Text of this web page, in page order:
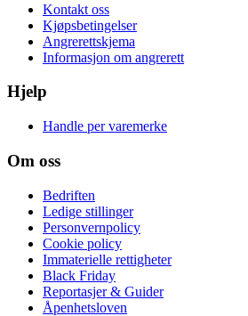
Kontakt oss
Kjøpsbetingelser
Angrerettskjema
Informasjon om angrerett
Hjelp
Handle per varemerke
Om oss
Bedriften
Ledige stillinger
Personvernpolicy
Cookie policy
Immaterielle rettigheter
Black Friday
Reportasjer & Guider
Åpenhetsloven